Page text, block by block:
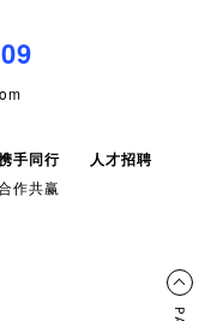
手同行
作共赢
人才招聘